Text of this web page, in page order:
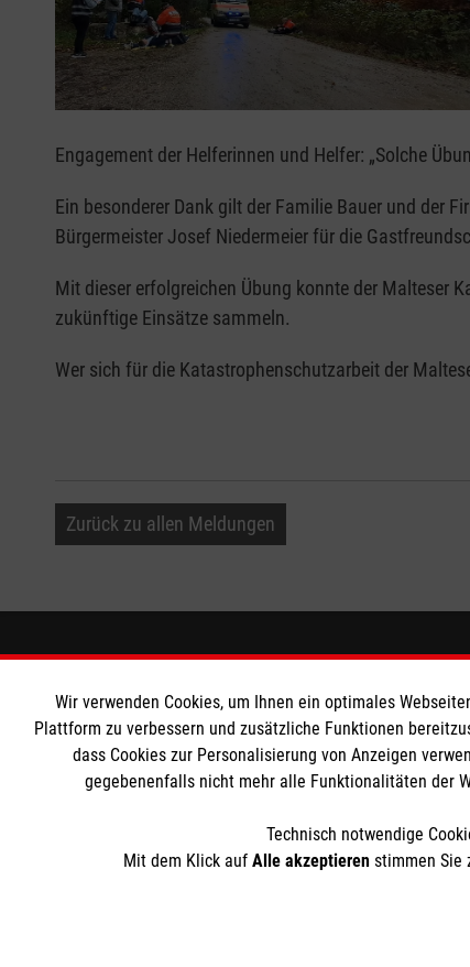
Engagement der Helferinnen und Helfer: „Solche
Ein besonderer Dank gilt der Familie Bauer und der
Bürgermeister Josef Niedermeier für die
Mit dieser erfolgreichen Übung konnte der Malteser
zukünftige Einsätze sammeln.
Wer sich für die Katastrophenschutzarbeit der
Zurück zu allen Meldungen
Informationen
Impressum
Datenschutz
Kontakt
Barrierefreiheit
Die
Wir verwenden Cookies, um Ihnen ein optimales
Plattform zu verbessern und zusätzliche Funktionen
dass Cookies zur Personalisierung von Anzeigen
gegebenenfalls nicht mehr alle Funktionalitäten der
Technisch notwendige
Mit dem Klick auf Alle akzeptieren stimmen Sie